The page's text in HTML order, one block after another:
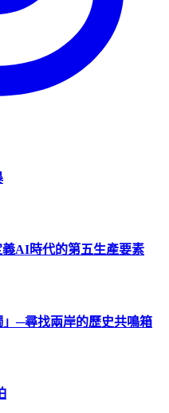
AI時代的第五生產要素
─尋找兩岸的歷史共鳴箱